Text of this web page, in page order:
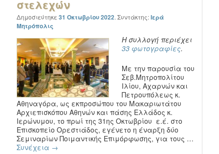
στελεχών
Δημοσιεύτηκε31 Οκτωβρίου 2022.Συντάκτης:Ιερά
Μητρόπολις
Η συλλογή περιέχει
33 φωτογραφίες.
Με την παρουσία του
Σεβ.Μητροπολίτου
Ιλίου, Αχαρνών και
Πετρουπόλεως κ.
Αθηναγόρα, ως εκπροσώπου του Μακαριωτάτου
Αρχιεπισκόπου Αθηνών και πάσης Ελλάδος κ.
Ιερώνυμου, το πρωί της 31ης Οκτωβρίου ε.έ. στο
Επισκοπείο Ορεστιάδος, εγένετο η έναρξη δύο
Σεμιναρίων Ποιμαντικής Επιμόρφωσης, για τους …
Συνέχεια →